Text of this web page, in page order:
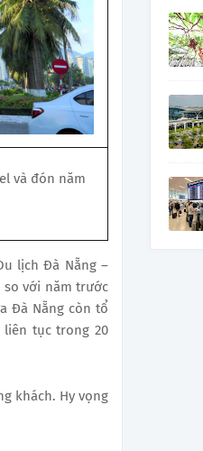
và đón năm
lịch Đà Nẵng –
so với năm trước
Đà Nẵng còn tổ
liên tục trong 20
khách. Hy vọng